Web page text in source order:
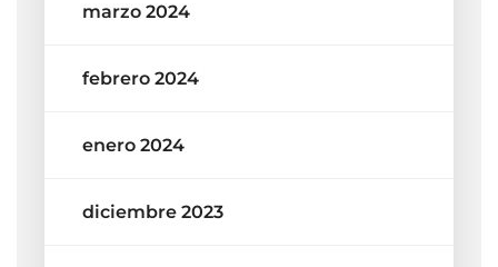
marzo 2024
febrero 2024
enero 2024
diciembre 2023